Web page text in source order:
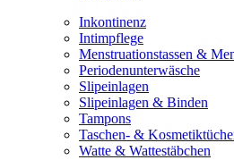
Inkontinenz
Intimpflege
Menstruationstassen &
Periodenunterwäsche
Slipeinlagen
Slipeinlagen & Binden
Tampons
Taschen- &
Watte & Wattestäbchen